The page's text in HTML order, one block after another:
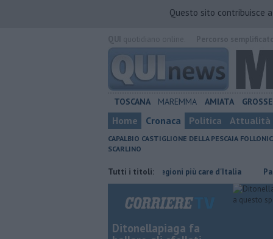
Questo sito contribuisce
TOSCANA MAREMMA AMIATA
Home Cronaca Politica Attualità
CAPALBIO CASTIGLIONE DELLA PESCAIA
SCARLINO
Tutti i titoli:
Affitti, Toscana tra le regioni più care d'Italia Parco, fine
Ditonellapiaga fa